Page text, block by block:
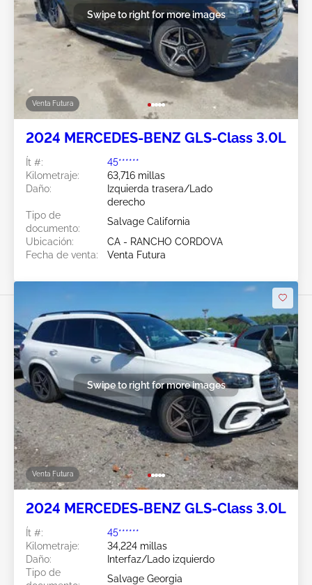
Venta Futura
Swipe to right for more images
2024 MERCEDES-BENZ GLS-Class 3.0L
Ít #:
45******
Kilometraje:
63,716 millas
Daño:
Izquierda trasera/Lado
derecho
Tipo de
documento:
Salvage California
Ubicación:
CA - RANCHO CORDOVA
Fecha de venta:
Venta Futura
Venta Futura
Swipe to right for more images
2024 MERCEDES-BENZ GLS-Class 3.0L
Ít #:
45******
Kilometraje:
34,224 millas
Daño:
Interfaz/Lado izquierdo
Tipo de
Salvage Georgia